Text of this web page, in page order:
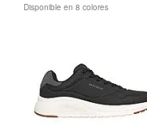
Disponible en 8 colores